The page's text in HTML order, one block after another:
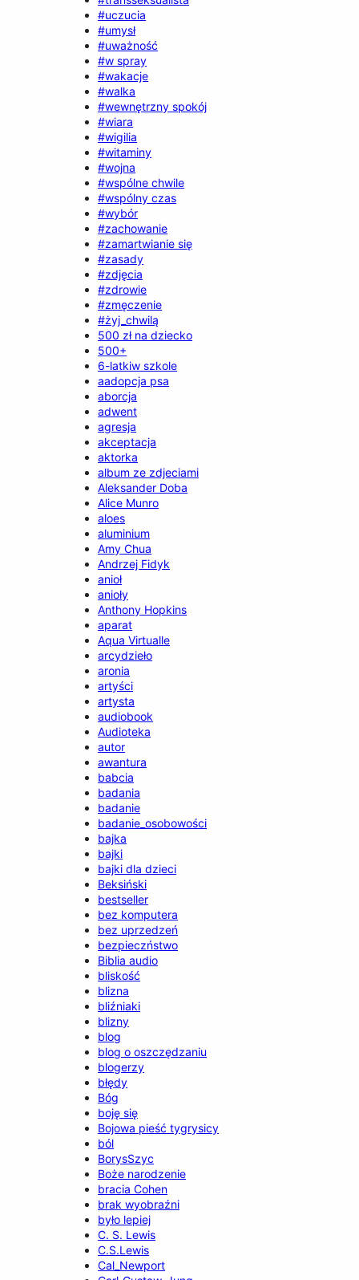
#uczucia
#umysł
#uważność
#w spray
#wakacje
#walka
#wewnętrzny spokój
#wiara
#wigilia
#witaminy
#wojna
#wspólne chwile
#wspólny czas
#wybór
#zachowanie
#zamartwianie się
#zasady
#zdjęcia
#zdrowie
#zmęczenie
#żyj_chwilą
500 zł na dziecko
500+
6-latkiw szkole
aadopcja psa
aborcja
adwent
agresja
akceptacja
aktorka
album ze zdjeciami
Aleksander Doba
Alice Munro
aloes
aluminium
Amy Chua
Andrzej Fidyk
anioł
anioły
Anthony Hopkins
aparat
Aqua Virtualle
arcydzieło
aronia
artyści
artysta
audiobook
Audioteka
autor
awantura
babcia
badania
badanie
badanie_osobowości
bajka
bajki
bajki dla dzieci
Beksiński
bestseller
bez komputera
bez uprzedzeń
bezpieczństwo
Biblia audio
bliskość
blizna
bliźniaki
blizny
blog
blog o oszczędzaniu
blogerzy
błędy
Bóg
boję się
Bojowa pieść tygrysicy
ból
BorysSzyc
Boże narodzenie
bracia Cohen
brak wyobraźni
było lepiej
C. S. Lewis
C.S.Lewis
Cal_Newport